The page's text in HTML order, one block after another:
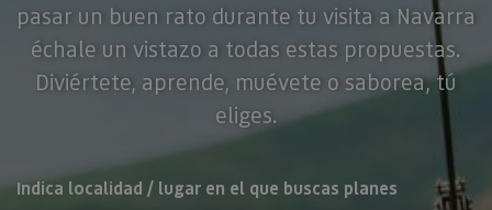
pasar un buen rato durante tu visita a Navarra
échale un vistazo a todas estas propuestas.
Diviértete, aprende, muévete o saborea, tú
eliges.
BUSCAR
Indica localidad / lugar en el que buscas planes